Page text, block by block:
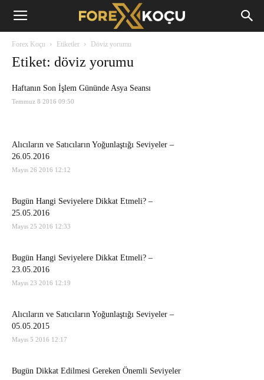
Forex
Forex Koçu Etiketler Döviz yorumu
Etiket: döviz yorumu
Haftanın Son İşlem Gününde Asya Seansı
Temmuz 8 2016 09:50
Alıcıların ve Satıcıların Yoğunlaştığı Seviyeler –
26.05.2016
Mayıs 26 2016 12:12
Bugün Hangi Seviyelere Dikkat Etmeli? –
25.05.2016
Mayıs 25 2016 12:33
Bugün Hangi Seviyelere Dikkat Etmeli? –
23.05.2016
Mayıs 23 2016 12:19
Alıcıların ve Satıcıların Yoğunlaştığı Seviyeler –
05.05.2015
Mayıs 5 2016 12:17
Bugün Dikkat Edilmesi Gereken Önemli Seviyeler